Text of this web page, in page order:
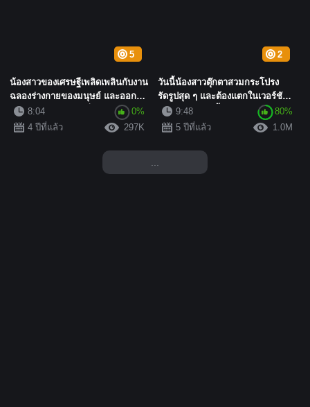
5
น้องสาวของเศรษฐีเพลิดเพลินกับงาน
ฉลองร่างกายของมนุษย์ และออกไป
ด้วยความยินดีอย่างยิ่...
8:04
0%
4 ปีที่แล้ว
297K
2
วันนี้น้องสาวตุ๊กตาสวมกระโปรง
รัดรูปสุด ๆ และต้องแตกในเวอร์ชัน
ความคมชัดสูงดั้งเดิมโ...
9:48
80%
5 ปีที่แล้ว
1.0M